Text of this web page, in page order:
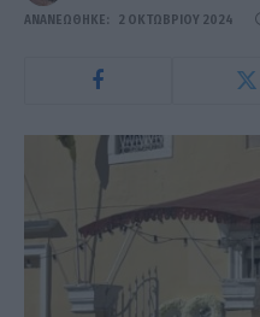
ΑΝΑΝΕΏΘΗΚΕ: 2 ΟΚΤΩΒΡΊΟΥ 2024